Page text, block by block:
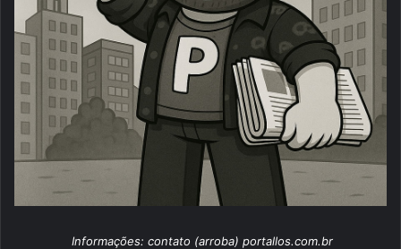
Informações: contato (arroba) portallos.com.br